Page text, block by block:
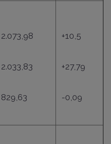
2.073,98
2.033,83
829,63
+10,5
+27,79
-0,09